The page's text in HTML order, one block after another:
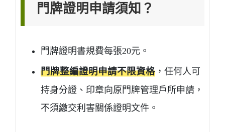
門牌證明申請須知？
門牌證明書規費每張20元。
門牌整編證明申請不限資格 ，任何人可
持身分證、印章向原門牌管理戶所申請，
不須繳交利害關係證明文件。